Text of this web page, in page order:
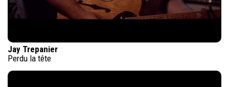
Jay Trepanier
Perdu la tête